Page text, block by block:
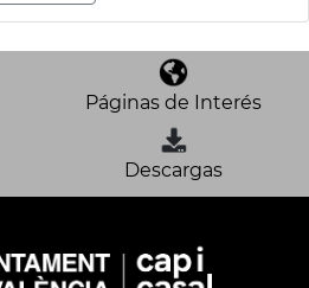
Páginas de Interés
Descargas